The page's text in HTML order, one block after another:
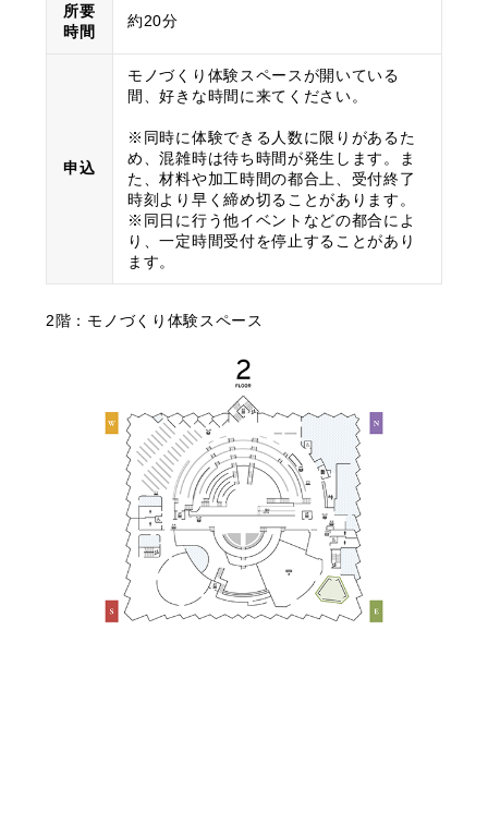
所要
時間
約20分
申込
モノづくり体験スペースが開いている
間、好きな時間に来てください。
※同時に体験できる人数に限りがあるた
め、混雑時は待ち時間が発生します。ま
た、材料や加工時間の都合上、受付終了
時刻より早く締め切ることがあります。
※同日に行う他イベントなどの都合によ
り、一定時間受付を停止することがあり
ます。
2階：モノづくり体験スペース